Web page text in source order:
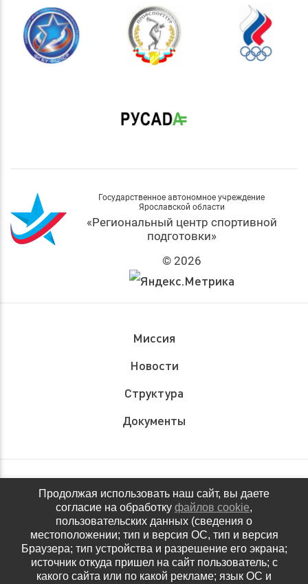
Государственное автономное учреждение
Ярославской области
«Региональный центр спортивной
подготовки»
© 2026
Миссия
Новости
Структура
Документы
Обращения граждан
Антидопинговое обеспечение
Контакты
Политика конфиденциальности
Продолжая использовать наш сайт, вы даете
согласие на обработку файлов cookie,
пользовательских данных (сведения о
местоположении; тип и версия ОС, тип и версия
Браузера; тип устройства и разрешение его экрана;
источник откуда пришел на сайт пользователь; с
какого сайта или по какой рекламе; язык ОС и